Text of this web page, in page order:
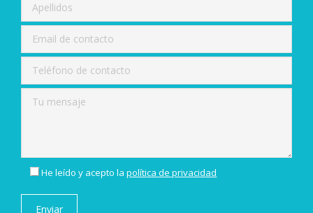
He leído y acepto lapolítica de privacidad